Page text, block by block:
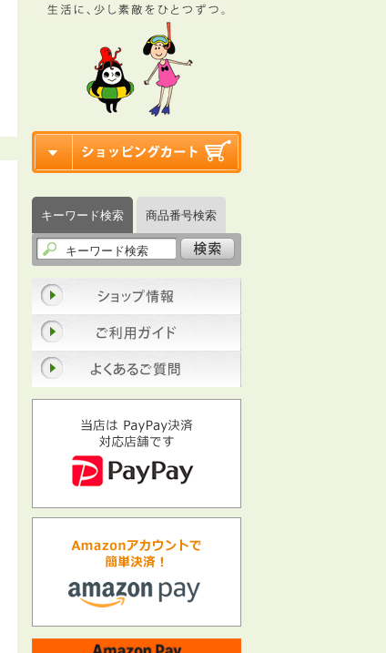
キーワード検索 商品番号検索